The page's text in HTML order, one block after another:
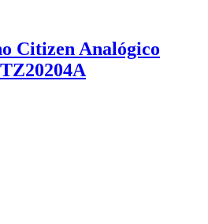
Citizen Analógico